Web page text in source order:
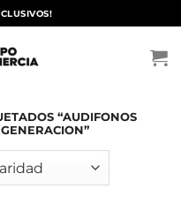
“AUDIFONOS